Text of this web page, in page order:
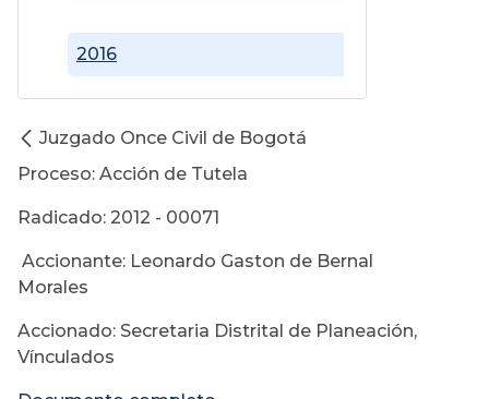
2016
Juzgado Once Civil de Bogotá
Proceso: Acción de Tutela
Radicado: 2012 - 00071
Accionante: Leonardo Gaston de Bernal
Morales
Accionado: Secretaria Distrital de Planeación,
Vínculados